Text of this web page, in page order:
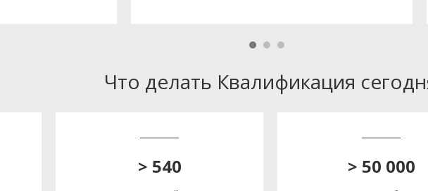
Что делать Квалификация
> 540 > 50 000